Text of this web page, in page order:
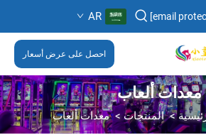
AR
احصل على عرض أسعار
معدات ألعاب
>المنتجات >معدات ألعاب